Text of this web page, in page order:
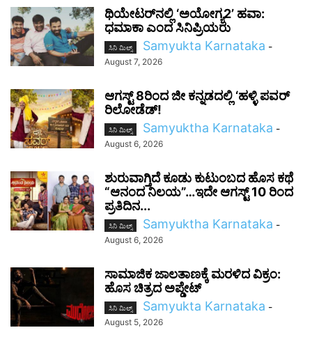
ಥಿಯೇಟರ್‌ನಲ್ಲಿ ‘ಅಯೋಗ್ಯ2’ ಹವಾ:
ಧಮಾಕಾ ಎಂದ ಸಿನಿಪ್ರಿಯರು
ಸಿನಿ ಮಿಲ್ಸ್ Samyukta Karnataka -
August 7, 2026
ಆಗಸ್ಟ್ 8ರಿಂದ ಜೀ ಕನ್ನಡದಲ್ಲಿ ‘ಹಳ್ಳಿ ಪವರ್
ರಿಲೋಡೆಡ್!
ಸಿನಿ ಮಿಲ್ಸ್ Samyuktha Karnataka -
August 6, 2026
ಶುರುವಾಗ್ತಿದೆ ಕೂಡು ಕುಟುಂಬದ ಹೊಸ ಕಥೆ
“ಆನಂದ ನಿಲಯ”…ಇದೇ ಆಗಸ್ಟ್ 10 ರಿಂದ
ಪ್ರತಿದಿನ...
ಸಿನಿ ಮಿಲ್ಸ್ Samyuktha Karnataka -
August 6, 2026
ಸಾಮಾಜಿಕ ಜಾಲತಾಣಕ್ಕೆ ಮರಳಿದ ವಿಕ್ರಂ:
ಹೊಸ ಚಿತ್ರದ ಅಪ್ಡೇಟ್
ಸಿನಿ ಮಿಲ್ಸ್ Samyukta Karnataka -
August 5, 2026